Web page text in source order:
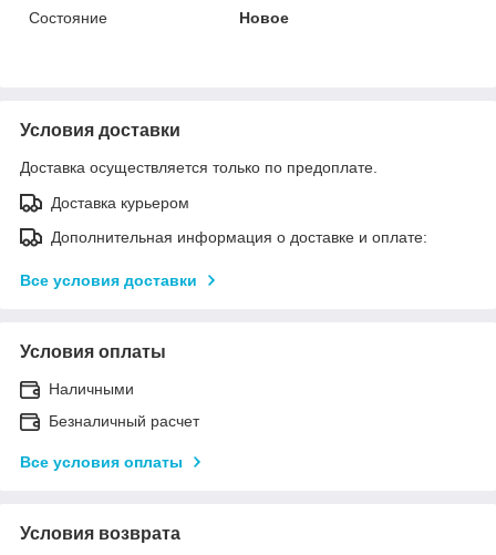
Состояние
Новое
Условия доставки
Доставка осуществляется только по предоплате.
Доставка курьером
Дополнительная информация о доставке и оплате:
Все условия доставки
Условия оплаты
Наличными
Безналичный расчет
Все условия оплаты
Условия возврата